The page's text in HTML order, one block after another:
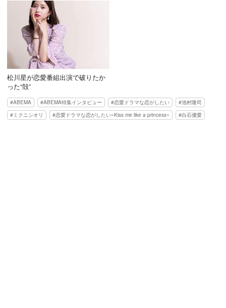
松川星が恋愛番組出演で破りたか
った“殻”
ABEMA ABEMA特集インタビュー 恋愛ドラマな恋がしたい
池村隆司
ミクニシオリ
恋愛ドラマな恋がしたい~Kiss me like a princess~ 白石優愛